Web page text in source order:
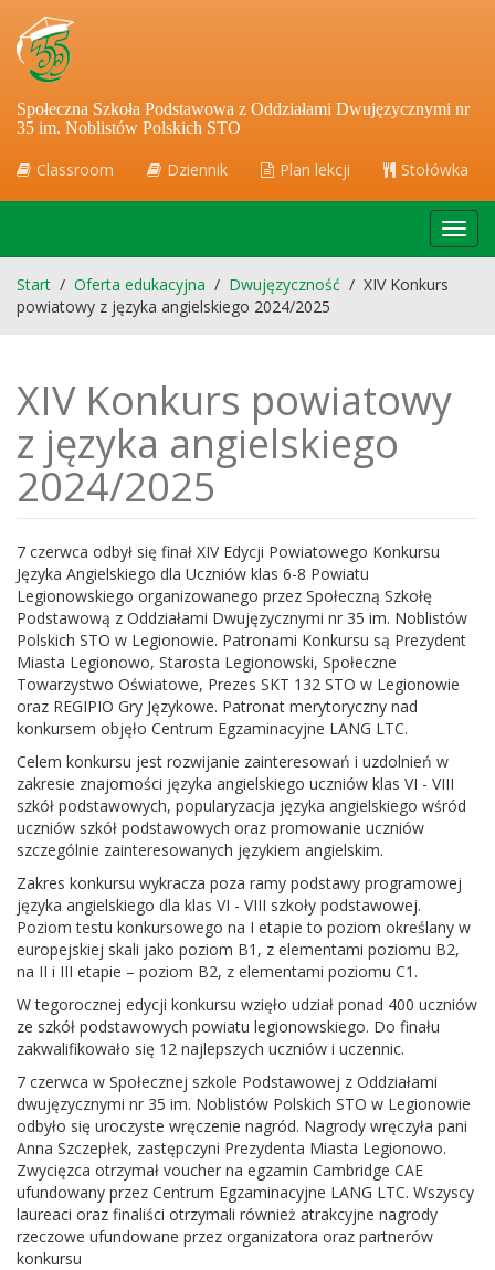
Społeczna Szkoła Podstawowa z Oddziałami Dwujęzycznymi nr
35 im. Noblistów Polskich STO
Classroom Dziennik Plan lekcji Stołówka
Start / Oferta edukacyjna / Dwujęzyczność / XIV Konkurs
powiatowy z języka angielskiego 2024/2025
XIV Konkurs powiatowy
z języka angielskiego
2024/2025
7 czerwca odbył się finał XIV Edycji Powiatowego Konkursu
Języka Angielskiego dla Uczniów klas 6-8 Powiatu
Legionowskiego organizowanego przez Społeczną Szkołę
Podstawową z Oddziałami Dwujęzycznymi nr 35 im. Noblistów
Polskich STO w Legionowie. Patronami Konkursu są Prezydent
Miasta Legionowo, Starosta Legionowski, Społeczne
Towarzystwo Oświatowe, Prezes SKT 132 STO w Legionowie
oraz REGIPIO Gry Językowe. Patronat merytoryczny nad
konkursem objęło Centrum Egzaminacyjne LANG LTC.
Celem konkursu jest rozwijanie zainteresowań i uzdolnień w
zakresie znajomości języka angielskiego uczniów klas VI - VIII
szkół podstawowych, popularyzacja języka angielskiego wśród
uczniów szkół podstawowych oraz promowanie uczniów
szczególnie zainteresowanych językiem angielskim.
Zakres konkursu wykracza poza ramy podstawy programowej
języka angielskiego dla klas VI - VIII szkoły podstawowej.
Poziom testu konkursowego na I etapie to poziom określany w
europejskiej skali jako poziom B1, z elementami poziomu B2,
na II i III etapie – poziom B2, z elementami poziomu C1.
W tegorocznej edycji konkursu wzięło udział ponad 400 uczniów
ze szkół podstawowych powiatu legionowskiego. Do finału
zakwalifikowało się 12 najlepszych uczniów i uczennic.
7 czerwca w Społecznej szkole Podstawowej z Oddziałami
dwujęzycznymi nr 35 im. Noblistów Polskich STO w Legionowie
odbyło się uroczyste wręczenie nagród. Nagrody wręczyła pani
Anna Szczepłek, zastępczyni Prezydenta Miasta Legionowo.
Zwycięzca otrzymał voucher na egzamin Cambridge CAE
ufundowany przez Centrum Egzaminacyjne LANG LTC. Wszyscy
laureaci oraz finaliści otrzymali również atrakcyjne nagrody
rzeczowe ufundowane przez organizatora oraz partnerów
konkursu